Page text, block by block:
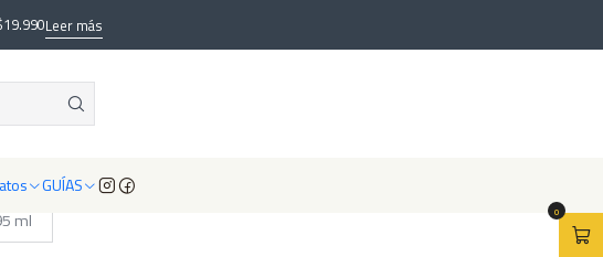
GUÍAS
0
Leer más
Comedero acero inoxidable con ganchos
acero inoxidable con ganchos
ml